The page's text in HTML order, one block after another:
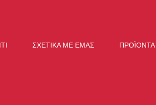
ΣΧΕΤΙΚΆ ΜΕ ΕΜΆΣ ΠΡΟΪΌΝΤΑ